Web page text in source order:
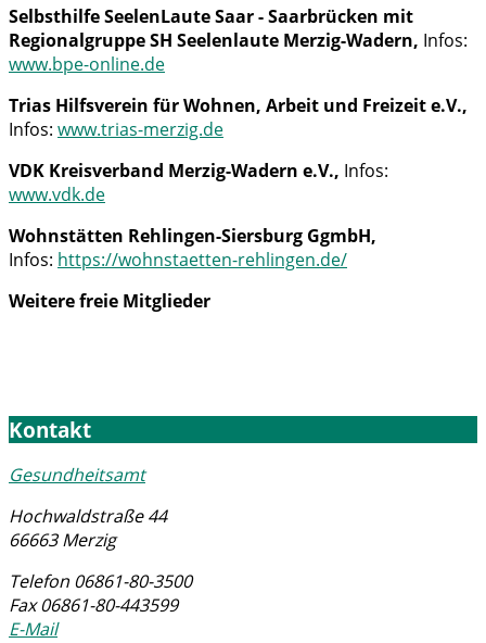
Selbsthilfe SeelenLaute Saar - Saarbrücken mit
Regionalgruppe SH Seelenlaute Merzig-Wadern, Infos:
www.bpe-online.de
Trias Hilfsverein für Wohnen, Arbeit und Freizeit e.V.,
Infos: www.trias-merzig.de
VDK Kreisverband Merzig-Wadern e.V., Infos:
www.vdk.de
Wohnstätten Rehlingen-Siersburg GgmbH,
Infos: https://wohnstaetten-rehlingen.de/
Weitere freie Mitglieder
Kontakt
Gesundheitsamt
Hochwaldstraße 44
66663 Merzig
Telefon 06861-80-3500
Fax 06861-80-443599
E-Mail